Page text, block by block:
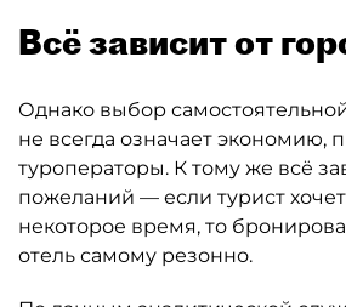
Всё зависит от
Однако выбор
не всегда означает экономию,
туроператоры. К тому же всё
пожеланий — если турист
некоторое время, то
отель самому резонно.